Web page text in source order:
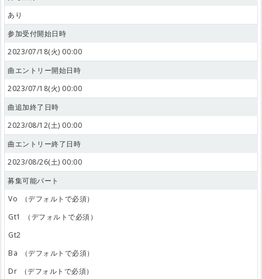
あり
参加受付開始日時
2023/07/18(火) 00:00
曲エントリー開始日時
2023/07/18(火) 00:00
曲追加終了日時
2023/08/12(土) 00:00
曲エントリー終了日時
2023/08/26(土) 00:00
募集可能パート
Vo
（デフォルトで必須）
Gt1
（デフォルトで必須）
Gt2
Ba
（デフォルトで必須）
Dr
（デフォルトで必須）